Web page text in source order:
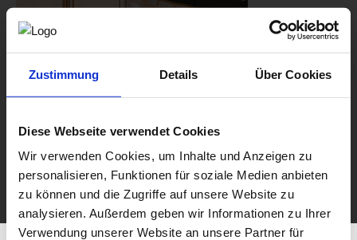
Zustimmung Details Über Cookies
Diese Webseite verwendet Cookies
Wir verwenden Cookies, um Inhalte und Anzeigen zu
personalisieren, Funktionen für soziale Medien anbieten
zu können und die Zugriffe auf unsere Website zu
analysieren. Außerdem geben wir Informationen zu Ihrer
Verwendung unserer Website an unsere Partner für